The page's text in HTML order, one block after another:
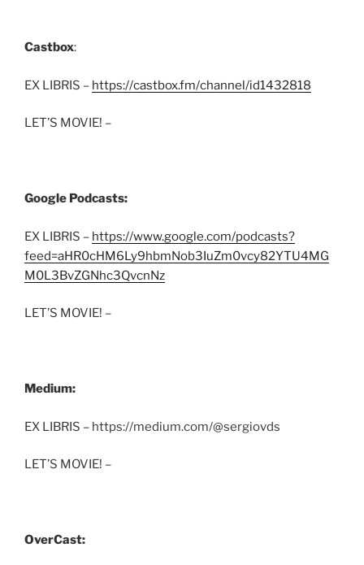
Castbox:
EX LIBRIS – https://castbox.fm/channel/id1432818
LET’S MOVIE! –
Google Podcasts:
EX LIBRIS – https://www.google.com/podcasts?
feed=aHR0cHM6Ly9hbmNob3IuZm0vcy82YTU4MG
M0L3BvZGNhc3QvcnNz
LET’S MOVIE! –
Medium:
EX LIBRIS – https://medium.com/@sergiovds
LET’S MOVIE! –
OverCast: